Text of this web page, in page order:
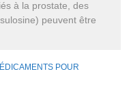
à la prostate, des
peuvent être
POUR